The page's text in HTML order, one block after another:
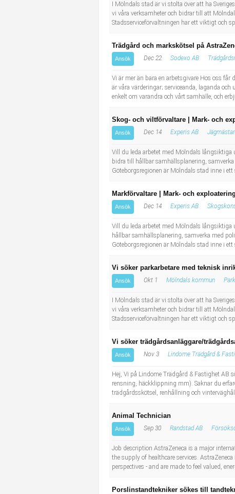
Informatör/Kommunikatör
Sjuksköterska, grundutbildad
I Mölndals stad är vi stolta över att ha
vi våra verksamheter och bidrar till att
Stadsserviceförvaltningen har ett viktigt och
Trädgård och markskötsel på
Ansök Dec 22 Sodexo AB
Vi är mer än bara en arbetsgivare Hos oss
är våra värderingar; serviceanda, laganda
enkelt om varandra och vårt samhälle, och
Skog- och viltförvaltare | Mark- och
Ansök Dec 14 Experis AB
Vill du leda arbetet med Mölndals långsiktiga
bidra till hållbar samhällsplanering,
Göteborgsregionen är Mölndals stad inne i
Markförvaltare | Mark- och
Ansök Dec 14 Experis AB
Vill du leda arbetet med Mölndals långsiktiga
hållbar samhällsplanering, samverka med
Göteborgsregionen är Mölndals stad inne i
Vi söker parkarbetare med teknisk
Ansök Okt 1 Mölndals kommun
I Mölndals stad är vi stolta över att ha
vi våra verksamheter och bidrar till att
Stadsserviceförvaltningen har ett viktigt och
Vi söker trädgårdsanläggare/
Ansök Nov 3 Lindome Trädgård &
Hej, Vi på Lindome Trädgård & Fastighet AB
rensning, häckklippning mm). Saknar du
trädgårdsskötsel, renhållning och
Animal Technician
Ansök Sep 30 Randstad AB
Job description AstraZeneca is a major
the supply of healthcare services.
perspectives - and are made to feel valued,
Porslinstandtekniker sökes till